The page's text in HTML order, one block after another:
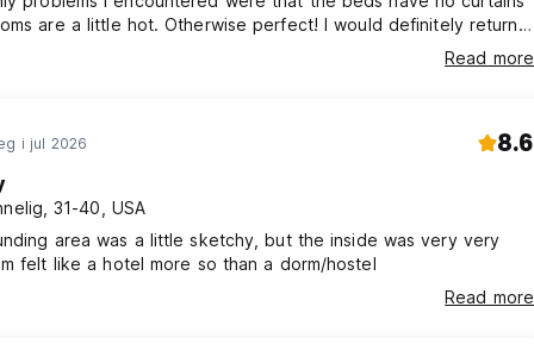
Otherwise perfect! I would definitely return
Read more
i jul 2026 8.6
31-40, USA
area was a little sketchy, but the inside was very very
felt like a hotel more so than a dorm/hostel
Read more